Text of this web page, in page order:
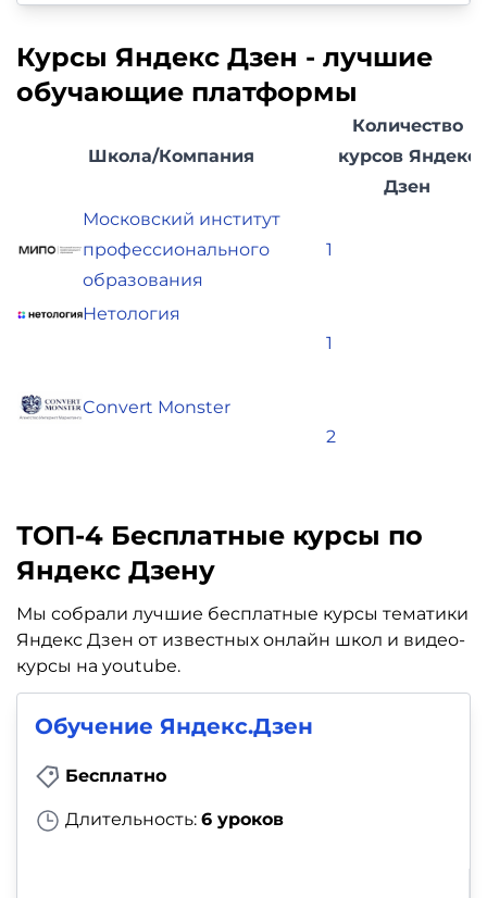
Курсы Яндекс Дзен - лучшие
обучающие платформы
Школа/Компания
Количество
курсов Яндекс
Дзен
Московский институт
профессионального
образования
1
Нетология
1
Convert Monster
2
ТОП-4 Бесплатные курсы по
Яндекс Дзену
Мы собрали лучшие бесплатные курсы тематики
Яндекс Дзен от известных онлайн школ и видео-
курсы на youtube.
Обучение Яндекс.Дзен
Бесплатно
Длительность: 6 уроков